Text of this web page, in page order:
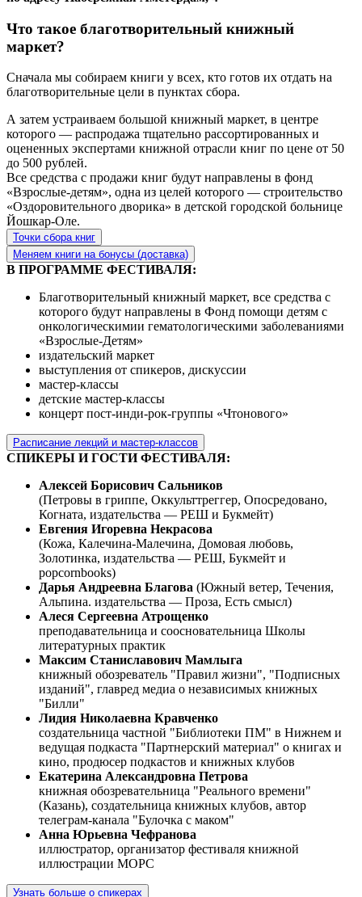
Что такое благотворительный книжный
маркет?
Сначала мы собираем книги у всех, кто готов их отдать на
благотворительные цели в пунктах сбора.
А затем устраиваем большой книжный маркет, в центре
которого — распродажа тщательно рассортированных и
оцененных экспертами книжной отрасли книг по цене от 50
до 500 рублей.
Все средства с продажи книг будут направлены в фонд
«Взрослые-детям», одна из целей которого — строительство
«Оздоровительного дворика» в детской городской больнице
Йошкар-Оле.
Точки сбора книг
Меняем книги на бонусы (доставка)
В ПРОГРАММЕ ФЕСТИВАЛЯ:
Благотворительный книжный маркет, все средства с
которого будут направлены в Фонд помощи детям с
онкологическимии гематологическими заболеваниями
«Взрослые-Детям»
издательский маркет
выступления от спикеров, дискуссии
мастер-классы
детские мастер-классы
концерт пост-инди-рок-группы «Чтонового»
Расписание лекций и мастер-классов
СПИКЕРЫ И ГОСТИ ФЕСТИВАЛЯ:
Алексей Борисович Сальников
(Петровы в гриппе, Оккульттреггер, Опосредовано,
Когната, издательства — РЕШ и Букмейт)
Евгения Игоревна Некрасова
(Кожа, Калечина-Малечина, Домовая любовь,
Золотинка, издательства — РЕШ, Букмейт и
popcornbooks)
Дарья Андреевна Благова (Южный ветер, Течения,
Альпина. издательства — Проза, Есть смысл)
Алеся Сергеевна Атрощенко
преподавательница и соосновательница Школы
литературных практик
Максим Станиславович Мамлыга
книжный обозреватель "Правил жизни", "Подписных
изданий", главред медиа о независимых книжных
"Билли"
Лидия Николаевна Кравченко
создательница частной "Библиотеки ПМ" в Нижнем и
ведущая подкаста "Партнерский материал" о книгах и
кино, продюсер подкастов и книжных клубов
Екатерина Александровна Петрова
книжная обозревательница "Реального времени"
(Казань), создательница книжных клубов, автор
телеграм-канала "Булочка с маком"
Анна Юрьевна Чефранова
иллюстратор, организатор фестиваля книжной
иллюстрации МОРС
Узнать больше о спикерах